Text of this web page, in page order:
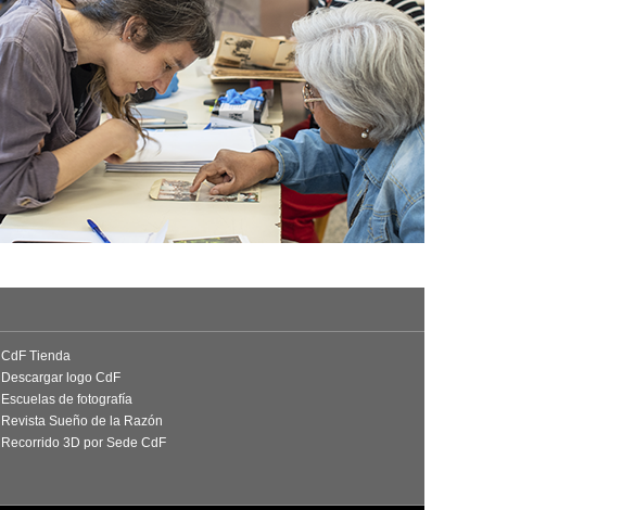
CdF Tienda
Descargar logo CdF
Escuelas de fotografía
Revista Sueño de la Razón
Recorrido 3D por Sede CdF